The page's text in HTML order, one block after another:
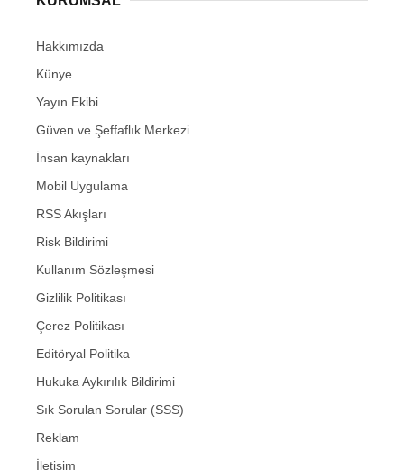
Hakkımızda
Künye
Yayın Ekibi
Güven ve Şeffaflık Merkezi
İnsan kaynakları
Mobil Uygulama
RSS Akışları
Risk Bildirimi
Kullanım Sözleşmesi
Gizlilik Politikası
Çerez Politikası
Editöryal Politika
Hukuka Aykırılık Bildirimi
Sık Sorulan Sorular (SSS)
Reklam
İletişim